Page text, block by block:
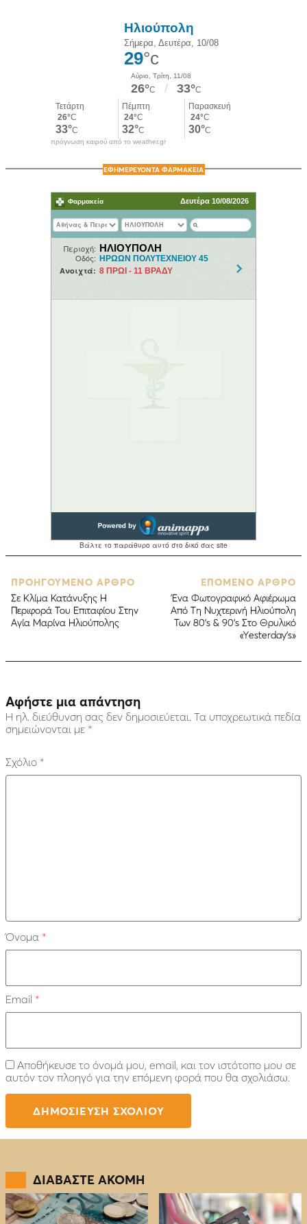
πρόγνωση καιρού από το weather.gr
ΕΦΗΜΕΡΕΥΟΝΤΑ ΦΑΡΜΑΚΕΙΑ
ΠΡΟΗΓΟΥΜΕΝΟ ΑΡΘΡΟ
Σε Κλίμα Κατάνυξης Η
Περιφορά Του Επιταφίου Στην
Αγία Μαρίνα Ηλιούπολης
ΕΠΟΜΕΝΟ ΑΡΘΡΟ
Ένα Φωτογραφικό Αφιέρωμα
Από Τη Νυχτερινή Ηλιούπολη
Των 80’s & 90’s Στο Θρυλικό
«Υesterday’s»
Αφήστε μια απάντηση
Η ηλ. διεύθυνση σας δεν δημοσιεύεται. Τα υποχρεωτικά πεδία
σημειώνονται με *
Σχόλιο *
Όνομα *
Email *
Αποθήκευσε το όνομά μου, email, και τον ιστότοπο μου σε
αυτόν τον πλοηγό για την επόμενη φορά που θα σχολιάσω.
ΔΙΑΒΑΣΤΕ ΑΚΟΜΗ